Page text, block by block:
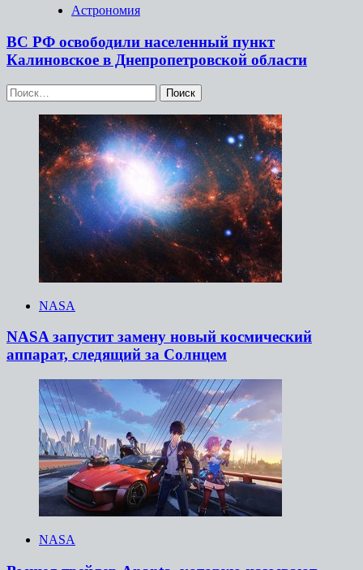
Астрономия
ВС РФ освободили населенный пункт
Калиновское в Днепропетровской области
Найти:
NASA
NASA запустит замену новый космический
аппарат, следящий за Солнцем
NASA